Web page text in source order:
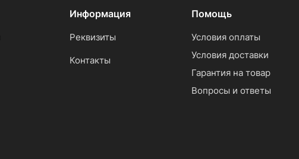
Информация
Реквизиты
Контакты
Помощь
Условия оплаты
Условия доставки
Гарантия на товар
Вопросы и ответы